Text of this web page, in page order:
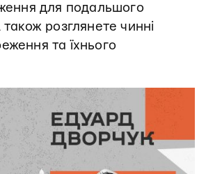
для подальшого
розглянете чинні
та їхнього